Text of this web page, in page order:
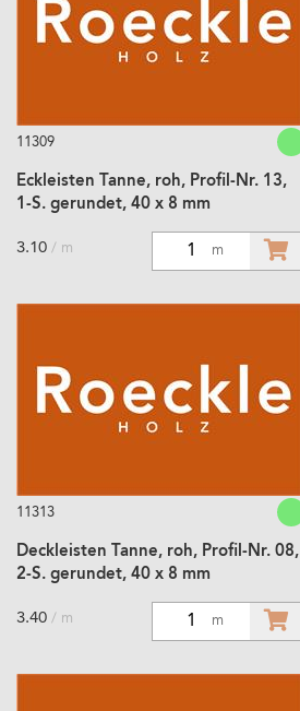
11309
Eckleisten Tanne, roh, Profil-Nr. 13,
1-S. gerundet, 40 x 8 mm
m
3.10 / m
11313
Deckleisten Tanne, roh, Profil-Nr. 08,
2-S. gerundet, 40 x 8 mm
m
3.40 / m